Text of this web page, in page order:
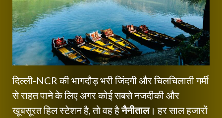
दिल्ली-NCR की भागदौड़ भरी जिंदगी और चिलचिलाती गर्मी
से राहत पाने के लिए अगर कोई सबसे नजदीकी और
खूबसूरत हिल स्टेशन है, तो वह हैनैनीताल। हर साल हजारों